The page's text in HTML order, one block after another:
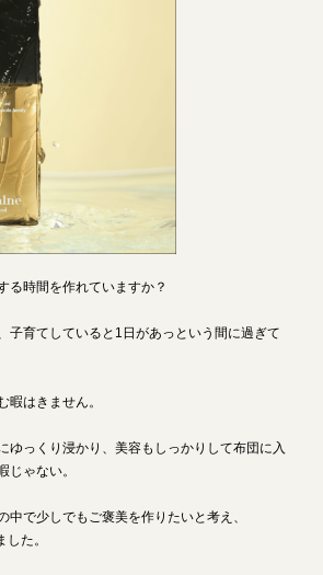
る時間を作れていますか？
子育てしていると1日があっという間に過ぎて
暇はきません。
ゆっくり浸かり、美容もしっかりして布団に入
じゃない。
中で少しでもご褒美を作りたいと考え、
した。